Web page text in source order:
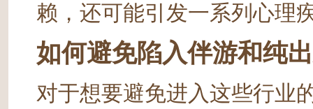
赖，还可能引发一系列心理
如何避免陷入伴游和纯
对于想要避免进入这些行业